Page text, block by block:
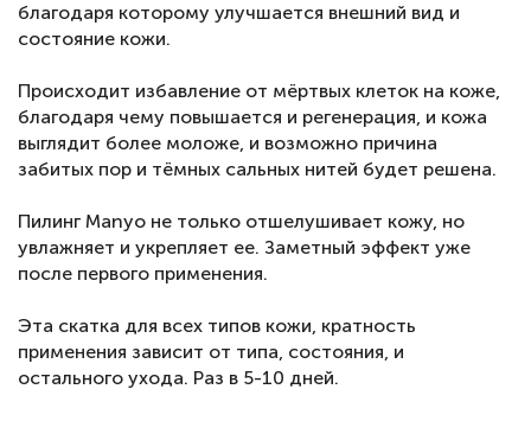
благодаря которому улучшается внешний вид и
состояние кожи.
Происходит избавление от мёртвых клеток на коже,
благодаря чему повышается и регенерация, и кожа
выглядит более моложе, и возможно причина
забитых пор и тёмных сальных нитей будет решена.
Пилинг Manyo не только отшелушивает кожу, но
увлажняет и укрепляет ее. Заметный эффект уже
после первого применения.
Эта скатка для всех типов кожи, кратность
применения зависит от типа, состояния, и
остального ухода. Раз в 5-10 дней.